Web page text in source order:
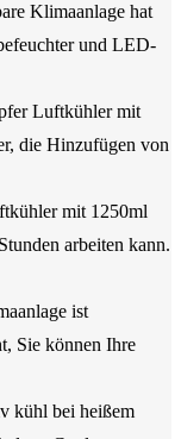
Klimaanlage hat
und LED-
Luftkühler mit
die Hinzufügen von
mit 1250ml
arbeiten kann.
ist
Sie können Ihre
kühl bei heißem